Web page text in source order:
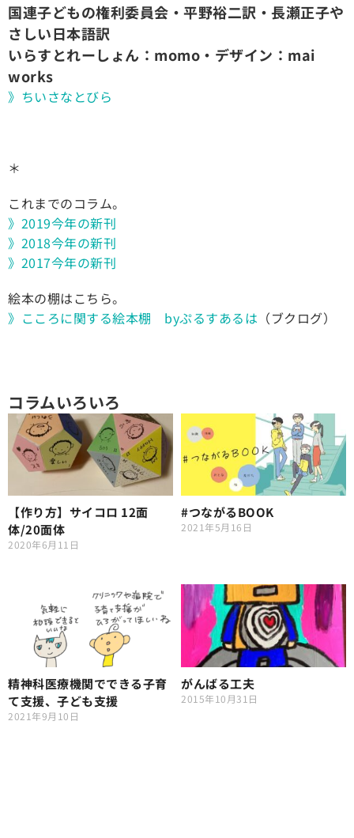
国連子どもの権利委員会・平野裕二訳・長瀬正子や
さしい日本語訳
いらすとれーしょん：momo・デザイン：mai
works
》ちいさなとびら
＊
これまでのコラム。
》2019今年の新刊
》2018今年の新刊
》2017今年の新刊
絵本の棚はこちら。
》こころに関する絵本棚 byぷるすあるは （ブクログ）
コラムいろいろ
【作り方】サイコロ 12面
体/20面体
2020年6月11日
#つながるBOOK
2021年5月16日
精神科医療機関でできる子育
て支援、子ども支援
2021年9月10日
がんばる工夫
2015年10月31日